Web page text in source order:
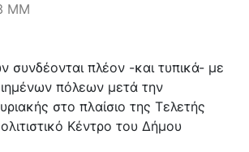
ΜΜ
πλέον -και τυπικά- με
πόλεων μετά την
στο πλαίσιο της Τελετής
Κέντρο του Δήμου